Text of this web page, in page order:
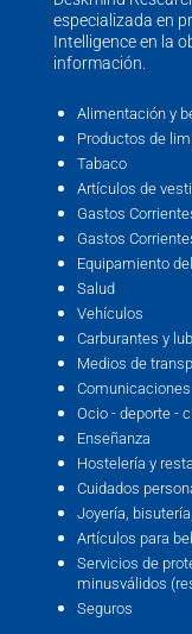
especializada en
Intelligence en la
información.
Alimentación y
Productos de
Tabaco
Artículos de
Gastos
Gastos
Equipamiento
Salud
Vehículos
Carburantes y
Medios de
Ocio - deporte -
Enseñanza
Hostelería y
Cuidados
Joyería,
Artículos para
Servicios de
minusválidos
Seguros